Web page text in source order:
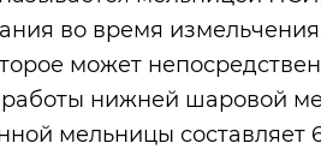
во время
может
работы нижней шаровой
мельницы составляет 6